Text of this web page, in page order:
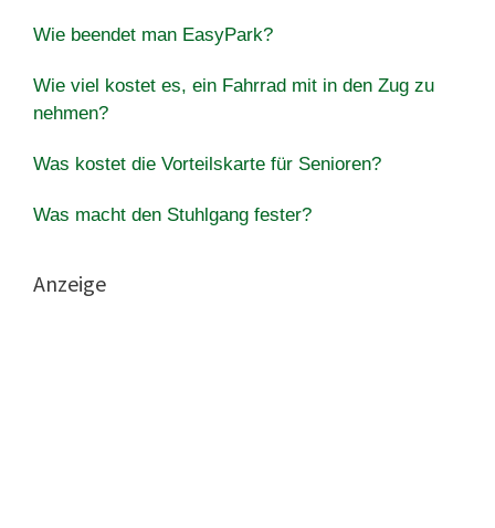
Wie beendet man EasyPark?
Wie viel kostet es, ein Fahrrad mit in den Zug zu
nehmen?
Was kostet die Vorteilskarte für Senioren?
Was macht den Stuhlgang fester?
Anzeige